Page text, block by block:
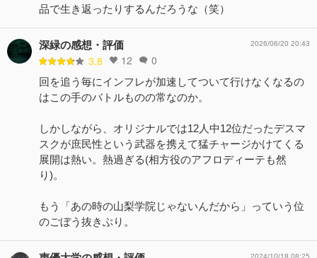
品で生き返ったりするんだろうな（笑）
深緑の感想・評価
3.8 12 0
2026/06/20 20:43
回を追う毎にインフレが加速してついて行けなくなるの
はこの手のバトルものの常なのか。
しかしながら、オリジナルでは12人中12位だったデスマ
スクが庶民性という武器を携えて猛チャージかけてくる
展開は熱い。熱過ぎる(相方役のアフロディーテも然
り)。
もう「あの時の山梨学院じゃないんだから」っていう位
のごぼう抜きぶり。
2024/10/18 08:25